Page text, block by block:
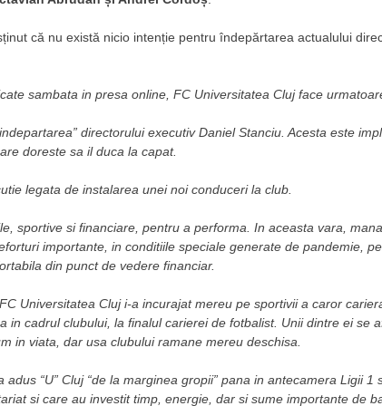
că nu există nicio intenție pentru îndepărtarea actualului
sambata in presa online, FC Universitatea Cluj face
directorului executiv Daniel Stanciu. Acesta este
doreste sa il duca la capat.
legata de instalarea unei noi conduceri la club.
sportive si financiare, pentru a performa. In aceasta vara,
importante, in conditiile speciale generate de pandemie,
din punct de vedere financiar.
Universitatea Cluj i-a incurajat mereu pe sportivii a caror
in cadrul clubului, la finalul carierei de fotbalist. Unii dintre ei se
in viata, dar usa clubului ramane mereu deschisa.
“U” Cluj “de la marginea gropii” pana in antecamera Ligii
si care au investit timp, energie, dar si sume importante de